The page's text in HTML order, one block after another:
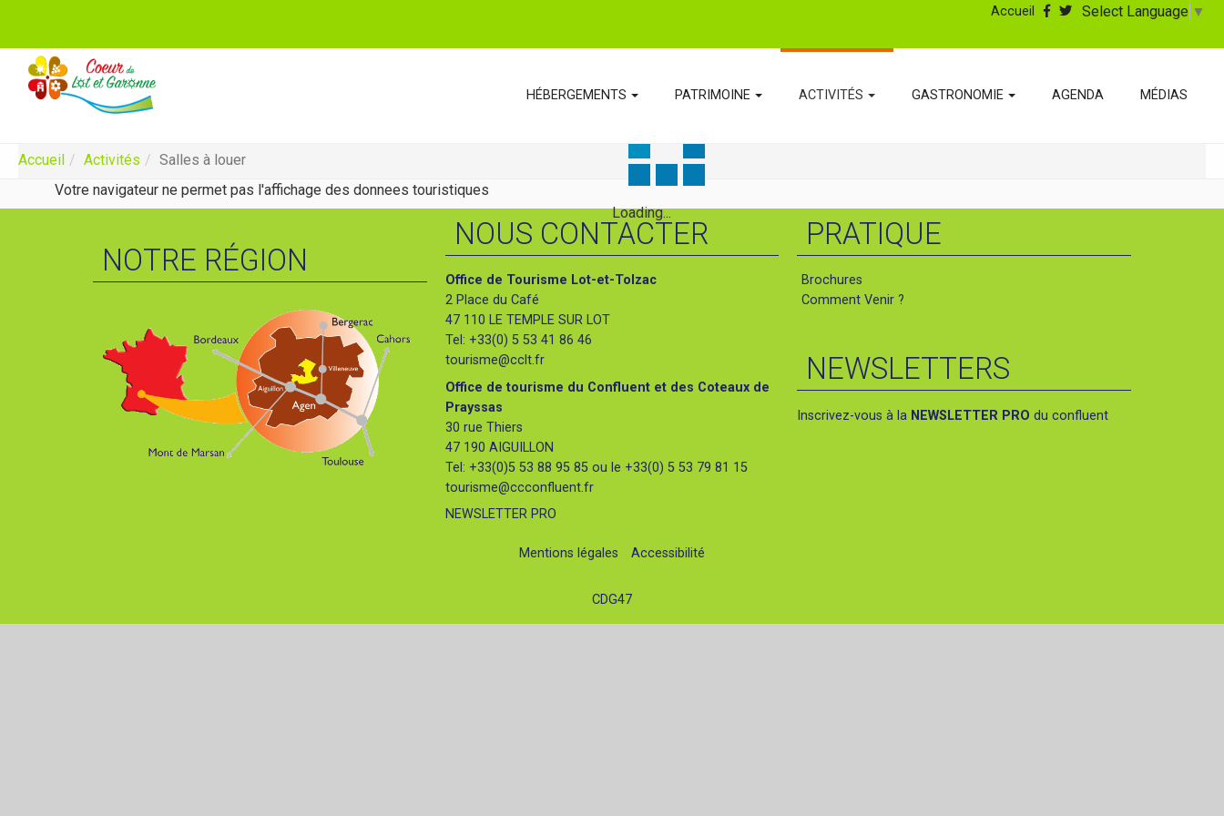
principal
Accueil Select Language ▼
HÉBERGEMENTS PATRIMOINE ACTIVITÉS GASTRONOMIE AGENDA MÉDIAS
You
Accueil Activités
Salles à louer
Votre navigateur ne permet pas l'affichage des donnees touristiques
Loading...
NOTRE RÉGION
NOUS CONTACTER
Office de Tourisme Lot-et-Tolzac
2 Place du Café
47 110 LE TEMPLE SUR LOT
Tel: +33(0) 5 53 41 86 46
tourisme@cclt.fr
Office de tourisme du Confluent et des Coteaux de
Prayssas
30 rue Thiers
47 190 AIGUILLON
Tel: +33(0)5 53 88 95 85 ou le +33(0) 5 53 79 81 15
tourisme@ccconfluent.fr
NEWSLETTER PRO
PRATIQUE
Brochures
Comment Venir ?
NEWSLETTERS
Inscrivez-vous à la NEWSLETTER PRO du confluent
Mentions légales Accessibilité
CDG47